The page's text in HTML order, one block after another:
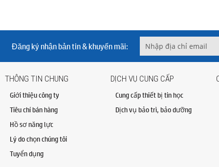
Đăng ký nhận bản tin & khuyến mãi:
THÔNG TIN CHUNG
Giới thiệu công ty
Tiêu chí bán hàng
Hồ sơ năng lực
Lý do chọn chúng tôi
Tuyển dụng
DỊCH VỤ CUNG CẤP
Cung cấp thiết bị tin học
Dịch vụ bảo trì, bảo dưỡng